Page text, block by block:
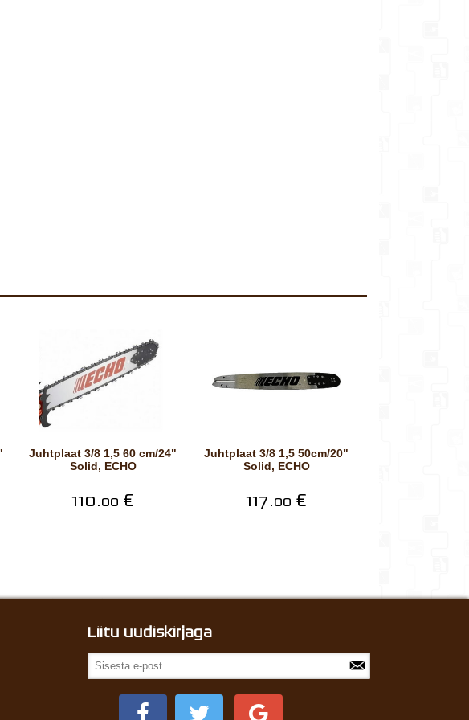
Juhtplaat 3/8 1,5 60 cm/24"
Solid, ECHO
110.00 €
Juhtplaat 3/8 1,5 50cm/20"
Solid, ECHO
117.00 €
Liitu uudiskirjaga